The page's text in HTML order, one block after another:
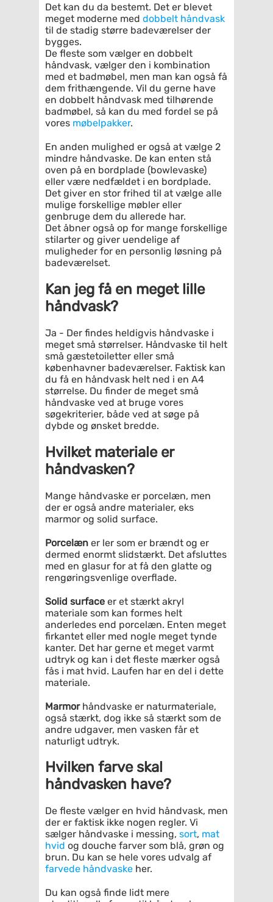
Det kan du da bestemt. Det er blevet
meget moderne med dobbelt håndvask
til de stadig større badeværelser der
bygges.
De fleste som vælger en dobbelt
håndvask, vælger den i kombination
med et badmøbel, men man kan også få
dem frithængende. Vil du gerne have
en dobbelt håndvask med tilhørende
badmøbel, så kan du med fordel se på
vores møbelpakker.
En anden mulighed er også at vælge 2
mindre håndvaske. De kan enten stå
oven på en bordplade (bowlevaske)
eller være nedfældet i en bordplade.
Det giver en stor frihed til at vælge alle
mulige forskellige møbler eller
genbruge dem du allerede har.
Det åbner også op for mange forskellige
stilarter og giver uendelige af
muligheder for en personlig løsning på
badeværelset.
Kan jeg få en meget lille
håndvask?
Ja - Der findes heldigvis håndvaske i
meget små størrelser. Håndvaske til helt
små gæstetoiletter eller små
københavner badeværelser. Faktisk kan
du få en håndvask helt ned i en A4
størrelse. Du finder de meget små
håndvaske ved at bruge vores
søgekriterier, både ved at søge på
dybde og ønsket bredde.
Hvilket materiale er
håndvasken?
Mange håndvaske er porcelæn, men
der er også andre materialer, eks
marmor og solid surface.
Porcelæn er ler som er brændt og er
dermed enormt slidstærkt. Det afsluttes
med en glasur for at få den glatte og
rengøringsvenlige overflade.
Solid surface er et stærkt akryl
materiale som kan formes helt
anderledes end porcelæn. Enten meget
firkantet eller med nogle meget tynde
kanter. Det har gerne et meget varmt
udtryk og kan i det fleste mærker også
fås i mat hvid. Laufen har en del i dette
materiale.
Marmorhåndvaske er naturmateriale,
også stærkt, dog ikke så stærkt som de
andre udgaver, men vasken får et
naturligt udtryk.
Hvilken farve skal
håndvasken have?
De fleste vælger en hvid håndvask, men
der er faktisk ikke nogen regler. Vi
sælger håndvaske i messing, sort, mat
hvid og douche farver som blå, grøn og
brun. Du kan se hele vores udvalg af
farvede håndvaske her.
Du kan også finde lidt mere